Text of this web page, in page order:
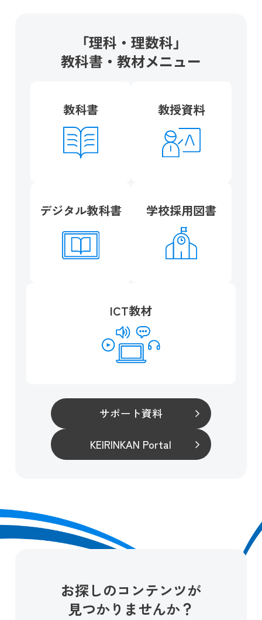
「理科・理数科」
教科書・教材メニュー
教科書 教授資料
デジタル教科書 学校採用図書
ICT教材
サポート資料
KEIRINKAN Portal
お探しのコンテンツが
見つかりませんか？